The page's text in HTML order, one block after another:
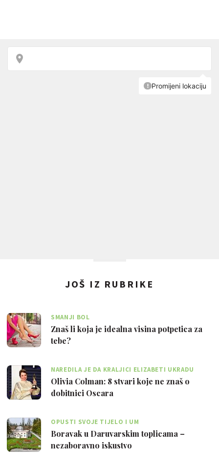
JOŠ IZ RUBRIKE
SMANJI BOL
Znaš li koja je idealna visina potpetica za
tebe?
NAREDILA JE DA KRALJICI ELIZABETI UKRADU
TOALETNI PAPIR
Olivia Colman: 8 stvari koje ne znaš o
dobitnici Oscara
OPUSTI SVOJE TIJELO I UM
Boravak u Daruvarskim toplicama –
nezaboravno iskustvo